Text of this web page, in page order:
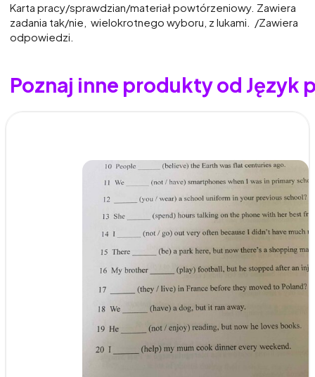
Karta pracy/sprawdzian/materiał powtórzeniowy. Zawiera
zadania tak/nie, wielokrotnego wyboru, z lukami. /Zawiera
odpowiedzi.
Poznaj inne produkty od Język